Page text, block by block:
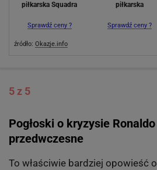
piłkarska Squadra
piłkarska
Sprawdź ceny ? Sprawdź ceny ?
źródło: Okazje.info
5 z 5
Pogłoski o kryzysie
przedwczesne
To właściwie bardziej opowieść